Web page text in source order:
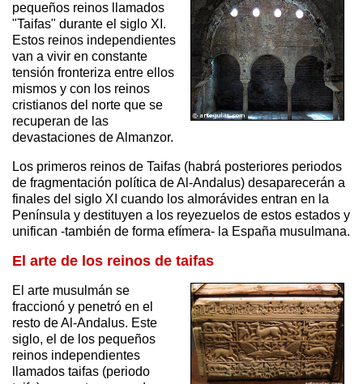
pequeños reinos llamados
"Taifas" durante el siglo XI.
Estos reinos independientes
van a vivir en constante
tensión fronteriza entre ellos
mismos y con los reinos
cristianos del norte que se
recuperan de las
devastaciones de Almanzor.
Los primeros reinos de Taifas (habrá posteriores periodos
de fragmentación política de Al-Andalus) desaparecerán a
finales del siglo XI cuando los almorávides entran en la
Península y destituyen a los reyezuelos de estos estados y
unifican -también de forma efímera- la España musulmana.
El arte de los reinos de taifas
El arte musulmán se
fraccionó y penetró en el
resto de Al-Andalus. Este
siglo, el de los pequeños
reinos independientes
llamados taifas (periodo